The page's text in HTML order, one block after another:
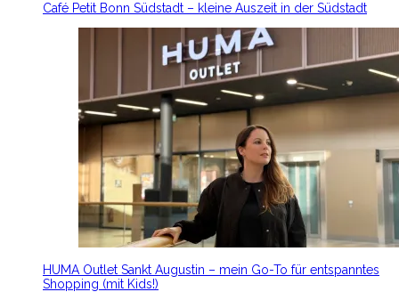
Café Petit Bonn Südstadt – kleine Auszeit in der Südstadt
HUMA Outlet Sankt Augustin – mein Go-To für entspanntes
Shopping (mit Kids!)